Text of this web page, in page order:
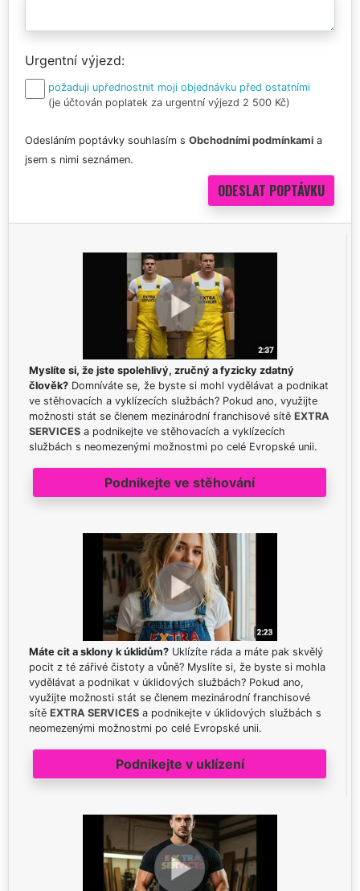
Urgentní výjezd
požaduji upřednostnit moji objednávku před ostatními
(je účtován poplatek za urgentní výjezd 2 500 Kč)
Odesláním poptávky souhlasím s Obchodními podmínkami a
jsem s nimi seznámen.
Myslíte si, že jste spolehlivý, zručný a fyzicky zdatný
člověk? Domníváte se, že byste si mohl vydělávat a podnikat
ve stěhovacích a vyklízecích službách? Pokud ano, využijte
možnosti stát se členem mezinárodní franchisové sítě EXTRA
SERVICES a podnikejte ve stěhovacích a vyklízecích
službách s neomezenými možnostmi po celé Evropské unii.
Podnikejte ve stěhování
Máte cit a sklony k úklidům? Uklízíte ráda a máte pak skvělý
pocit z té zářivé čistoty a vůně? Myslíte si, že byste si mohla
vydělávat a podnikat v úklidových službách? Pokud ano,
využijte možnosti stát se členem mezinárodní franchisové
sítě EXTRA SERVICES a podnikejte v úklidových službách s
neomezenými možnostmi po celé Evropské unii.
Podnikejte v uklízení